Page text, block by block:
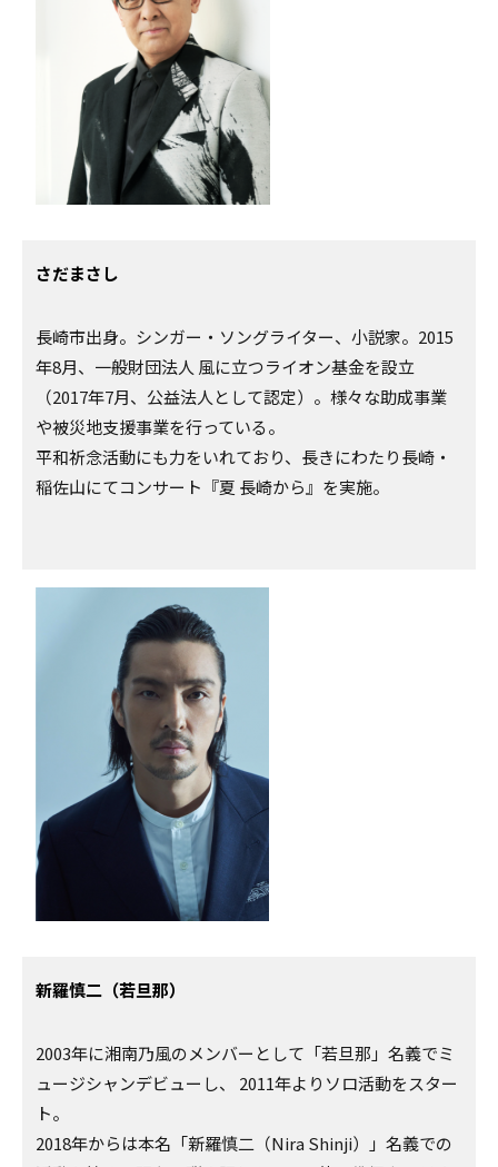
さだまさし
長崎市出身。シンガー・ソングライター、小説家。2015
年8月、一般財団法人 風に立つライオン基金を設立
（2017年7月、公益法人として認定）。様々な助成事業
や被災地支援事業を行っている。
平和祈念活動にも力をいれており、長きにわたり長崎・
稲佐山にてコンサート『夏 長崎から』を実施。
新羅慎二（若旦那）
2003年に湘南乃風のメンバーとして「若旦那」名義でミ
ュージシャンデビューし、 2011年よりソロ活動をスター
ト。
2018年からは本名「新羅慎二（Nira Shinji）」名義での